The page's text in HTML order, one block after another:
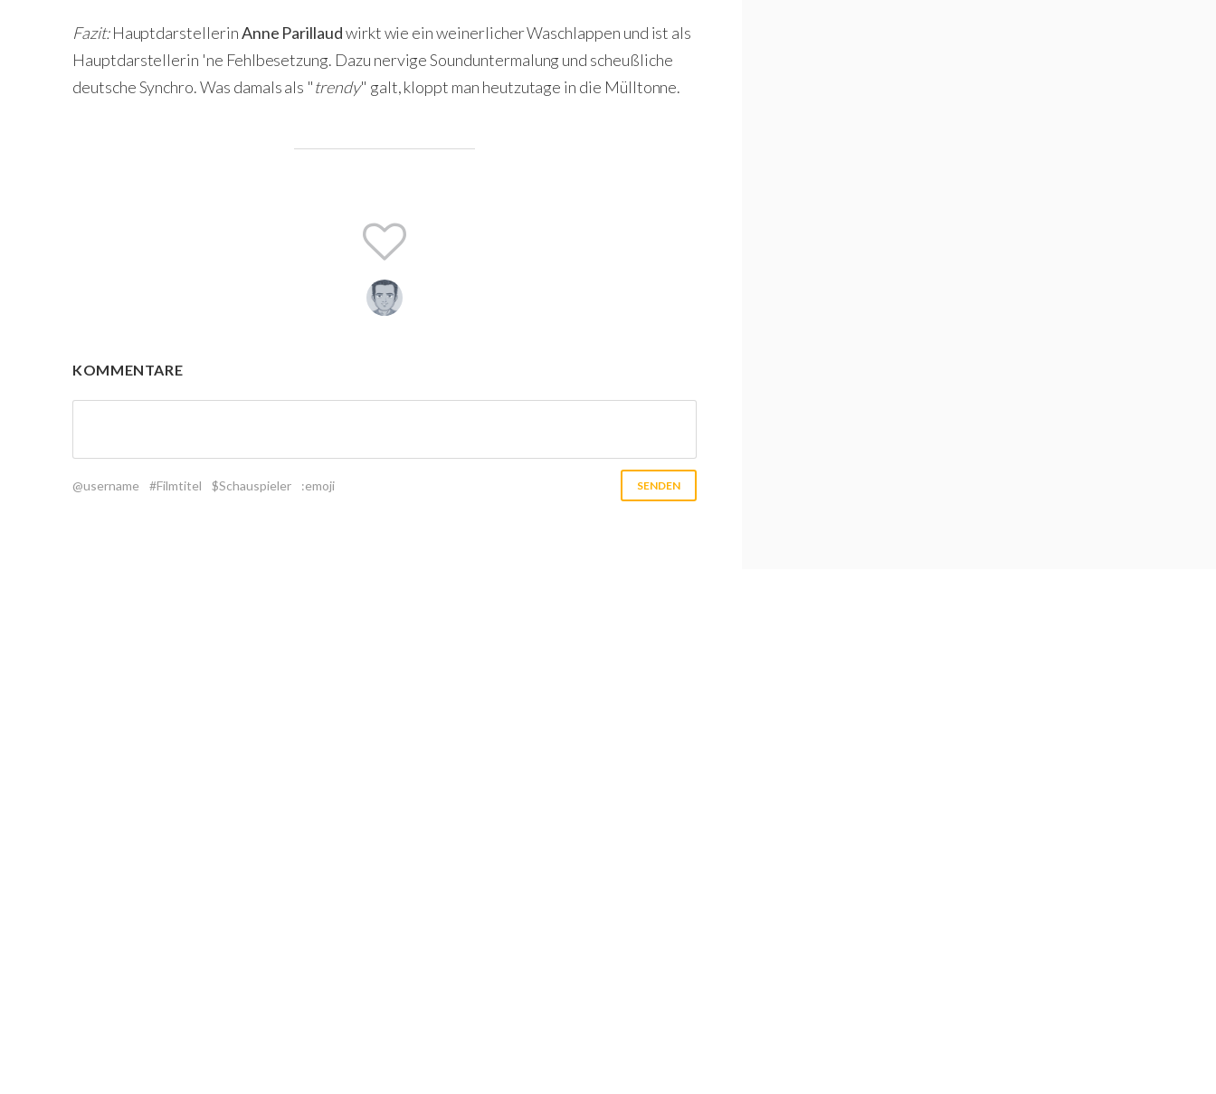
Fazit:HauptdarstellerinAnne Parillaudwirkt wie ein weinerlicher Waschlappen und ist als
Hauptdarstellerin 'ne Fehlbesetzung. Dazu nervige Sounduntermalung und scheußliche
deutsche Synchro. Was damals als "trendy" galt, kloppt man heutzutage in die Mülltonne.
KOMMENTARE
@username #Filmtitel $Schauspieler :emoji